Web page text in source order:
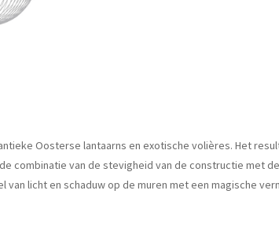
Oosterse lantaarns en exotische volières. Het
combinatie van de stevigheid van de constructie met
licht en schaduw op de muren met een magische